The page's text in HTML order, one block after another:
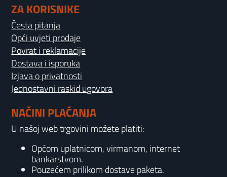
ZA KORISNIKE
Česta pitanja
Opći uvjeti prodaje
Povrat i reklamacije
Dostava i isporuka
Izjava o privatnosti
Jednostavni raskid ugovora
NAČINI PLAĆANJA
U našoj web trgovini možete platiti:
Općom uplatnicom, virmanom, internet
bankarstvom.
Pouzećem prilikom dostave paketa.